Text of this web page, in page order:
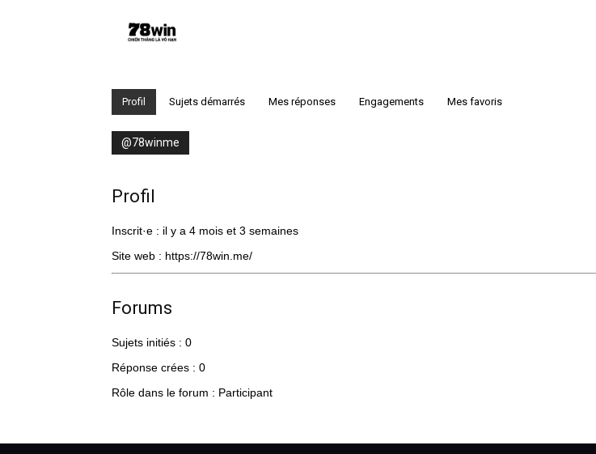
Profil Sujets démarrés Mes réponses Engagements Mes favoris
@78winme
Profil
Inscrit·e : il y a 4 mois et 3 semaines
Site web : https://78win.me/
Forums
Sujets initiés : 0
Réponse crées : 0
Rôle dans le forum : Participant